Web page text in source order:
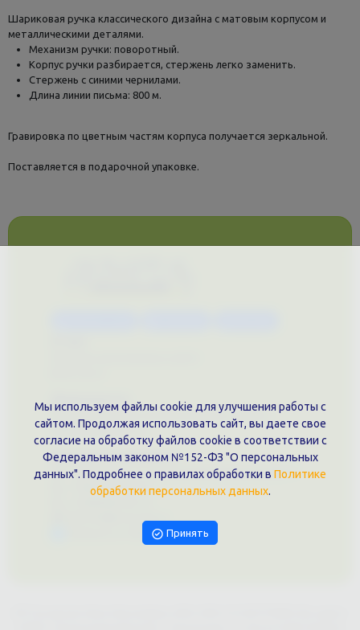
Шариковая ручка классического дизайна с матовым корпусом и
металлическими деталями.
Механизм ручки: поворотный.
Корпус ручки разбирается, стержень легко заменить.
Стержень с синими чернилами.
Длина линии письма: 800 м.
Гравировка по цветным частям корпуса получается зеркальной.
Поставляется в подарочной упаковке.
Документы
Политика обработки персональных данных
Публичная оферта
Контакты филиала
г. Краснодар, ул. Шоссе Нефтяников, 28, оф. 51
+7 (861)202-09-02
Написать в Telegram
Мы используем файлы cookie для улучшения работы с
сайтом. Продолжая использовать сайт, вы даете свое
согласие на обработку файлов cookie в соответствии с
Федеральным законом №152-ФЗ "О персональных
данных". Подробнее о правилах обработки в Политике
обработки персональных данных.
Принять